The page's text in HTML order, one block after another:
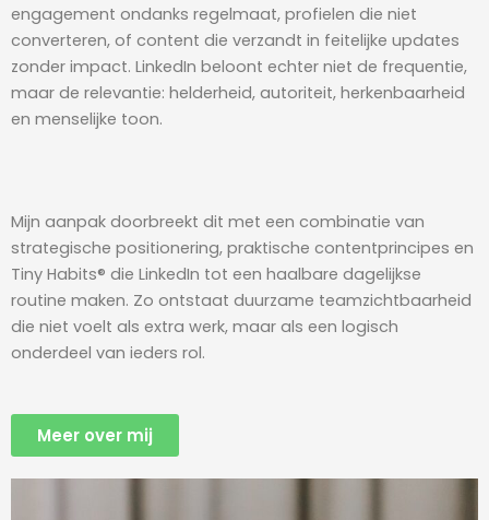
engagement ondanks regelmaat, profielen die niet
converteren, of content die verzandt in feitelijke updates
zonder impact. LinkedIn beloont echter niet de frequentie,
maar de relevantie: helderheid, autoriteit, herkenbaarheid
en menselijke toon.
Mijn aanpak doorbreekt dit met een combinatie van
strategische positionering, praktische contentprincipes en
Tiny Habits® die LinkedIn tot een haalbare dagelijkse
routine maken. Zo ontstaat duurzame teamzichtbaarheid
die niet voelt als extra werk, maar als een logisch
onderdeel van ieders rol.
Meer over mij